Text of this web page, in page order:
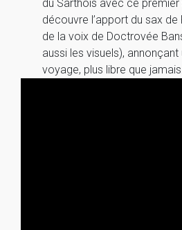
du Sarthois avec ce premier
découvre l’apport du sax
de la voix de Doctrovée
aussi les visuels), annonçant
voyage, plus libre que